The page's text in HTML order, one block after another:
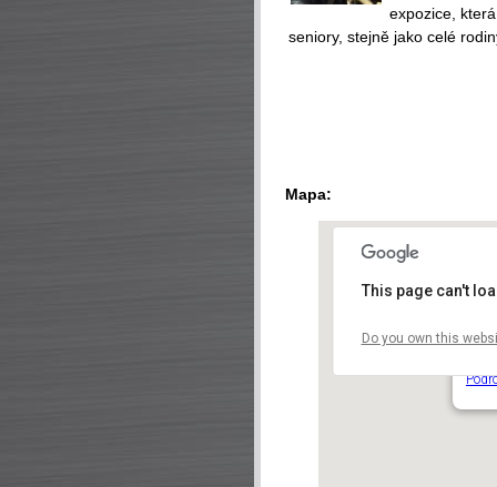
expozice,
seniory, stejně jako celé
Mapa:
This page can't
Do you own this